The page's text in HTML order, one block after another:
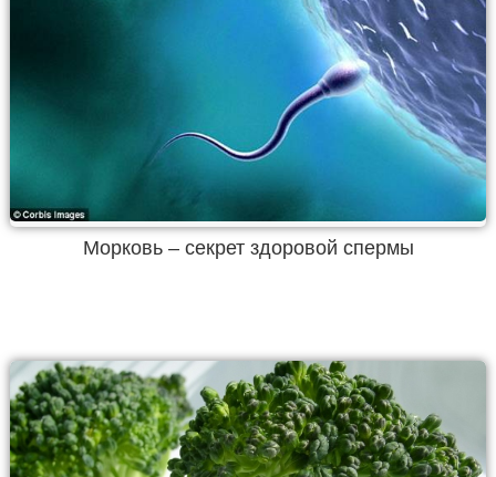
Морковь – секрет здоровой спермы